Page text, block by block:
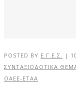
POSTED BY Ε.Γ.Ε.Σ. |
ΣΥΝΤΑΞΙΟΔΟΤΙΚΆ
ΟΑΕΕ-ΕΤΑΑ